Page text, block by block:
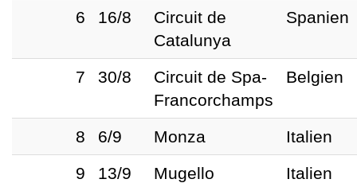
6
16/8
Circuit de
Catalunya
Spanien
7 30/8
Circuit de Spa-
Francorchamps
Belgien
8 6/9 Monza
Italien
9
13/9 Mugello
Italien